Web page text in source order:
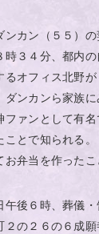
ンカン（５５）
時３４分、都内
るオフィス北野
ダンカンら家族
ファンとして有
ことで知られる
お弁当を作ったこ
午後６時、葬儀
２の２６の６成